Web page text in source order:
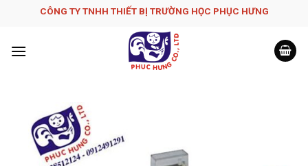
CÔNG TY TNHH THIẾT BỊ TRƯỜNG HỌC PHỤC H­ƯNG